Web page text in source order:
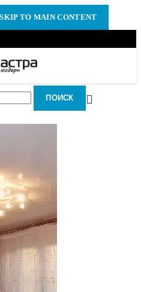
SKIP TO MAIN CONTENT
ПОИСК